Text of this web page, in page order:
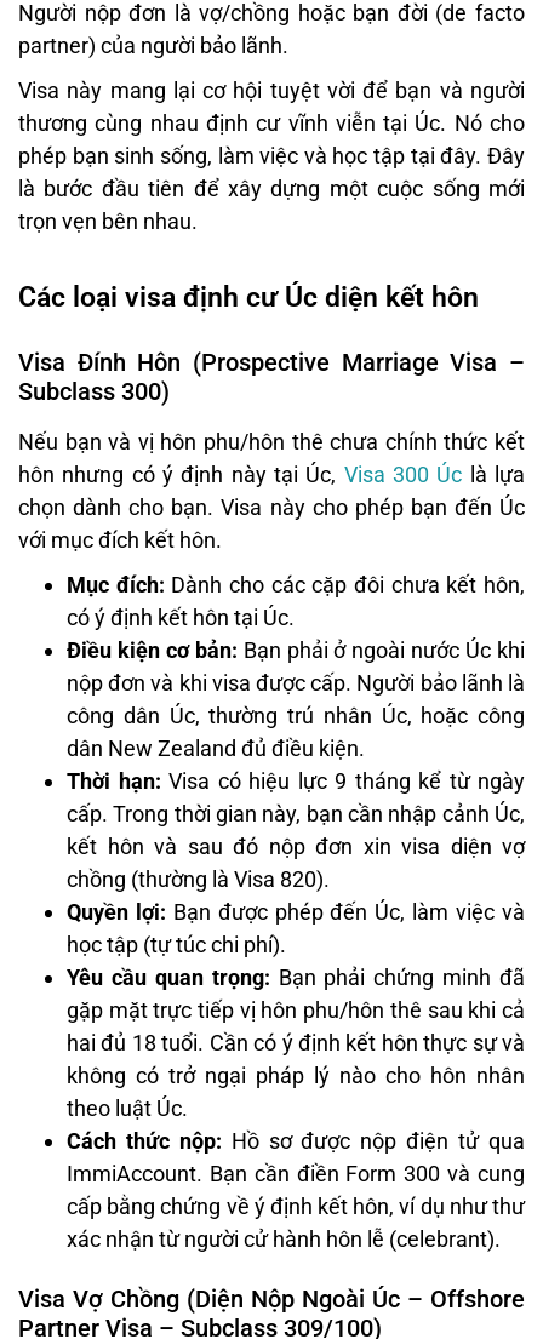
Người nộp đơn là vợ/chồng hoặc bạn đời (de facto
partner) của người bảo lãnh.
Visa này mang lại cơ hội tuyệt vời để bạn và người
thương cùng nhau định cư vĩnh viễn tại Úc. Nó cho
phép bạn sinh sống, làm việc và học tập tại đây. Đây
là bước đầu tiên để xây dựng một cuộc sống mới
trọn vẹn bên nhau.
Các loại visa định cư Úc diện kết hôn
Visa Đính Hôn (Prospective Marriage Visa –
Subclass 300)
Nếu bạn và vị hôn phu/hôn thê chưa chính thức kết
hôn nhưng có ý định này tại Úc, Visa 300 Úc là lựa
chọn dành cho bạn. Visa này cho phép bạn đến Úc
với mục đích kết hôn.
Mục đích: Dành cho các cặp đôi chưa kết hôn,
có ý định kết hôn tại Úc.
Điều kiện cơ bản: Bạn phải ở ngoài nước Úc khi
nộp đơn và khi visa được cấp. Người bảo lãnh là
công dân Úc, thường trú nhân Úc, hoặc công
dân New Zealand đủ điều kiện.
Thời hạn: Visa có hiệu lực 9 tháng kể từ ngày
cấp. Trong thời gian này, bạn cần nhập cảnh Úc,
kết hôn và sau đó nộp đơn xin visa diện vợ
chồng (thường là Visa 820).
Quyền lợi: Bạn được phép đến Úc, làm việc và
học tập (tự túc chi phí).
Yêu cầu quan trọng: Bạn phải chứng minh đã
gặp mặt trực tiếp vị hôn phu/hôn thê sau khi cả
hai đủ 18 tuổi. Cần có ý định kết hôn thực sự và
không có trở ngại pháp lý nào cho hôn nhân
theo luật Úc.
Cách thức nộp: Hồ sơ được nộp điện tử qua
ImmiAccount. Bạn cần điền Form 300 và cung
cấp bằng chứng về ý định kết hôn, ví dụ như thư
xác nhận từ người cử hành hôn lễ (celebrant).
Visa Vợ Chồng (Diện Nộp Ngoài Úc – Offshore
Partner Visa – Subclass 309/100)